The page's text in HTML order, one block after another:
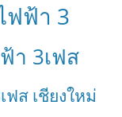
ฟฟ้า 3
า 3เฟส
ส เชียงใหม่